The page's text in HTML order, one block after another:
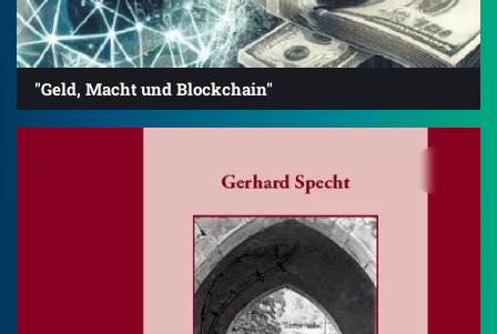
"Geld, Macht und Blockchain"